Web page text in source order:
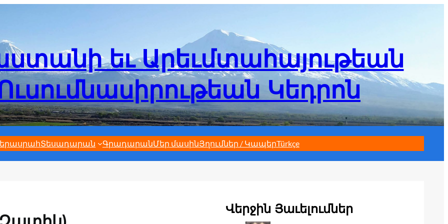
եւ Արեւմտահայութեան
Կեդրոն
Տեսադարան ԳրադարանՄեր մասինՅղումներ / ԿապերTürkçe
Վերջին Յաւելումներ